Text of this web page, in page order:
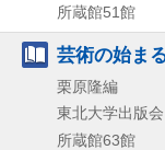
所蔵館51館
芸術の始ま
栗原隆編
東北大学出版会
所蔵館63館